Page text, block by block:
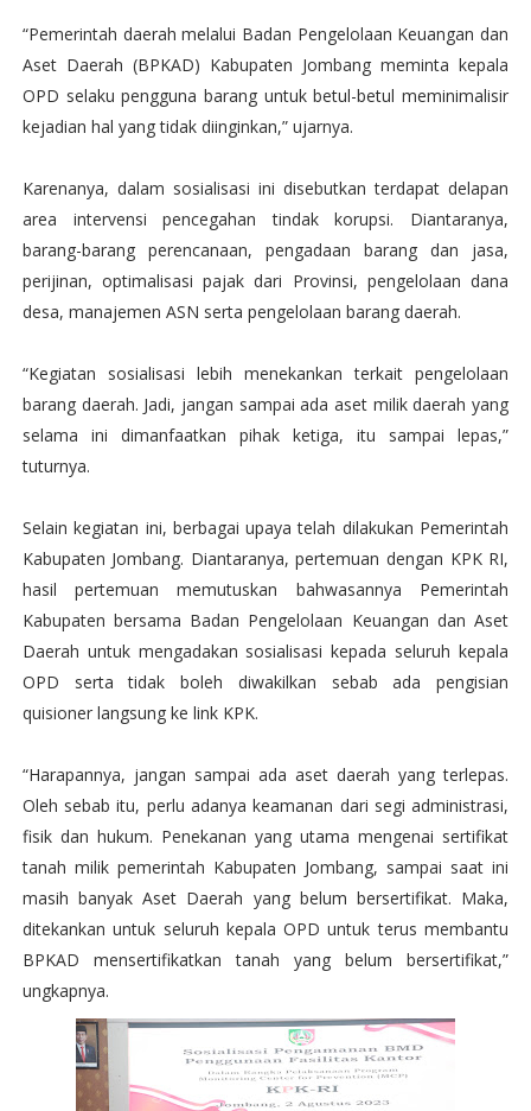
“Pemerintah daerah melalui Badan Pengelolaan Keuangan dan
Aset Daerah (BPKAD) Kabupaten Jombang meminta kepala
OPD selaku pengguna barang untuk betul-betul meminimalisir
kejadian hal yang tidak diinginkan,” ujarnya.
Karenanya, dalam sosialisasi ini disebutkan terdapat delapan
area intervensi pencegahan tindak korupsi. Diantaranya,
barang-barang perencanaan, pengadaan barang dan jasa,
perijinan, optimalisasi pajak dari Provinsi, pengelolaan dana
desa, manajemen ASN serta pengelolaan barang daerah.
“Kegiatan sosialisasi lebih menekankan terkait pengelolaan
barang daerah. Jadi, jangan sampai ada aset milik daerah yang
selama ini dimanfaatkan pihak ketiga, itu sampai lepas,”
tuturnya.
Selain kegiatan ini, berbagai upaya telah dilakukan Pemerintah
Kabupaten Jombang. Diantaranya, pertemuan dengan KPK RI,
hasil pertemuan memutuskan bahwasannya Pemerintah
Kabupaten bersama Badan Pengelolaan Keuangan dan Aset
Daerah untuk mengadakan sosialisasi kepada seluruh kepala
OPD serta tidak boleh diwakilkan sebab ada pengisian
quisioner langsung ke link KPK.
“Harapannya, jangan sampai ada aset daerah yang terlepas.
Oleh sebab itu, perlu adanya keamanan dari segi administrasi,
fisik dan hukum. Penekanan yang utama mengenai sertifikat
tanah milik pemerintah Kabupaten Jombang, sampai saat ini
masih banyak Aset Daerah yang belum bersertifikat. Maka,
ditekankan untuk seluruh kepala OPD untuk terus membantu
BPKAD mensertifikatkan tanah yang belum bersertifikat,”
ungkapnya.